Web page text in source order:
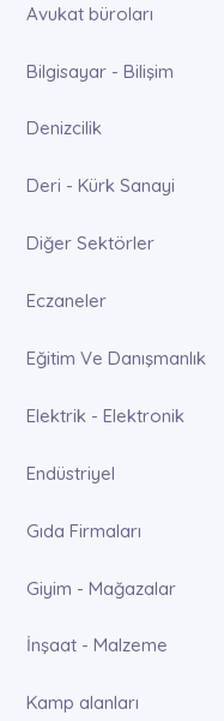
Avukat büroları
Bilgisayar - Bilişim
Denizcilik
Deri - Kürk Sanayi
Diğer Sektörler
Eczaneler
Eğitim Ve Danışmanlık
Elektrik - Elektronik
Endüstriyel
Gıda Firmaları
Giyim - Mağazalar
İnşaat - Malzeme
Kamp alanları